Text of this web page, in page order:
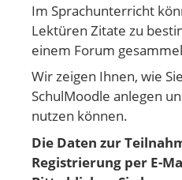
Im Sprachunterricht
Lektüren Zitate zu
einem Forum
Wir zeigen Ihnen, wie
SchulMoodle anlegen
nutzen können.
Die Daten zur
Registrierung per E-